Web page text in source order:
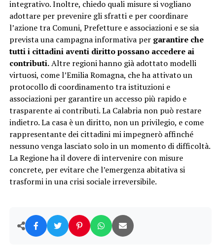
integrativo. Inoltre, chiedo quali misure si vogliano
adottare per prevenire gli sfratti e per coordinare
l’azione tra Comuni, Prefetture e associazioni e se sia
prevista una campagna informativa per garantire che
tutti i cittadini aventi diritto possano accedere ai
contributi.Altre regioni hanno già adottato modelli
virtuosi, come l’Emilia Romagna, che ha attivato un
protocollo di coordinamento tra istituzioni e
associazioni per garantire un accesso più rapido e
trasparente ai contributi. La Calabria non può restare
indietro. La casa è un diritto, non un privilegio, e come
rappresentante dei cittadini mi impegnerò affinché
nessuno venga lasciato solo in un momento di difficoltà.
La Regione ha il dovere di intervenire con misure
concrete, per evitare che l’emergenza abitativa si
trasformi in una crisi sociale irreversibile.